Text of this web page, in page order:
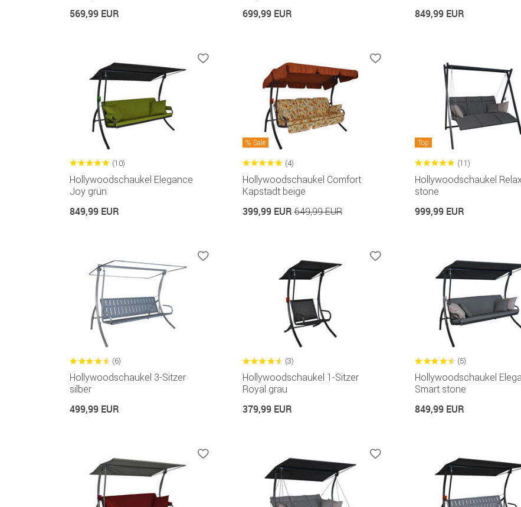
569,99 EUR 699,99 EUR 849,99 EUR
(10)
Hollywoodschaukel Elegance
Joy grün
849,99 EUR
Sale
(4)
Hollywoodschaukel Comfort
Kapstadt beige
399,99 EUR649,99 EUR
Top
(11)
Hollywoodschaukel
stone
999,99 EUR
(6)
Hollywoodschaukel 3-Sitzer
silber
499,99 EUR
(3)
Hollywoodschaukel 1-Sitzer
Royal grau
379,99 EUR
(5)
Hollywoodschaukel
Smart stone
849,99 EUR